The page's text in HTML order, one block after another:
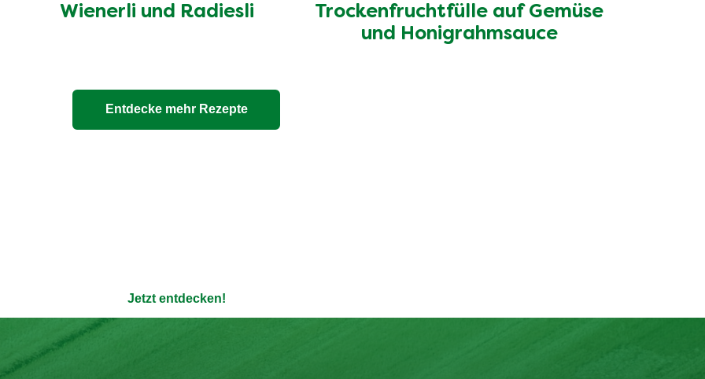
Wienerli und Radiesli
Trockenfruchtfülle auf Gemüse
und Honigrahmsauce
Entdecke mehr Rezepte
transparent wie die Verpackung - ohne Zusatzstoffe und mit max. 10 Zutaten.
Jetzt entdecken!